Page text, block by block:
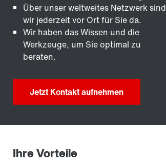
Über unser weltweites Netzwerk sind
wir jederzeit vor Ort für Sie da.
Wir haben das Wissen und die
Werkzeuge, um Sie optimal zu
beraten.
Jetzt Kontakt aufnehmen
Ihre Vorteile